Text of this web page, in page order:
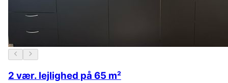
2 vær. lejlighed på 65 m²